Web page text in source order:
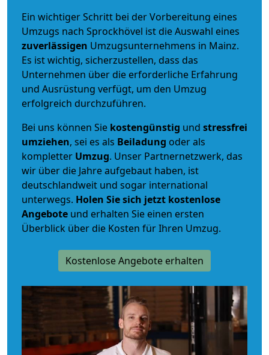
Ein wichtiger Schritt bei der Vorbereitung eines
Umzugs nach Sprockhövel ist die Auswahl eines
zuverlässigen Umzugsunternehmens in Mainz.
Es ist wichtig, sicherzustellen, dass das
Unternehmen über die erforderliche Erfahrung
und Ausrüstung verfügt, um den Umzug
erfolgreich durchzuführen.
Bei uns können Sie kostengünstig und stressfrei
umziehen, sei es als Beiladung oder als
kompletter Umzug. Unser Partnernetzwerk, das
wir über die Jahre aufgebaut haben, ist
deutschlandweit und sogar international
unterwegs. Holen Sie sich jetzt kostenlose
Angebote und erhalten Sie einen ersten
Überblick über die Kosten für Ihren Umzug.
Kostenlose Angebote erhalten